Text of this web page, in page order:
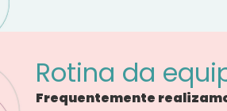
Rotina da
Frequentemente